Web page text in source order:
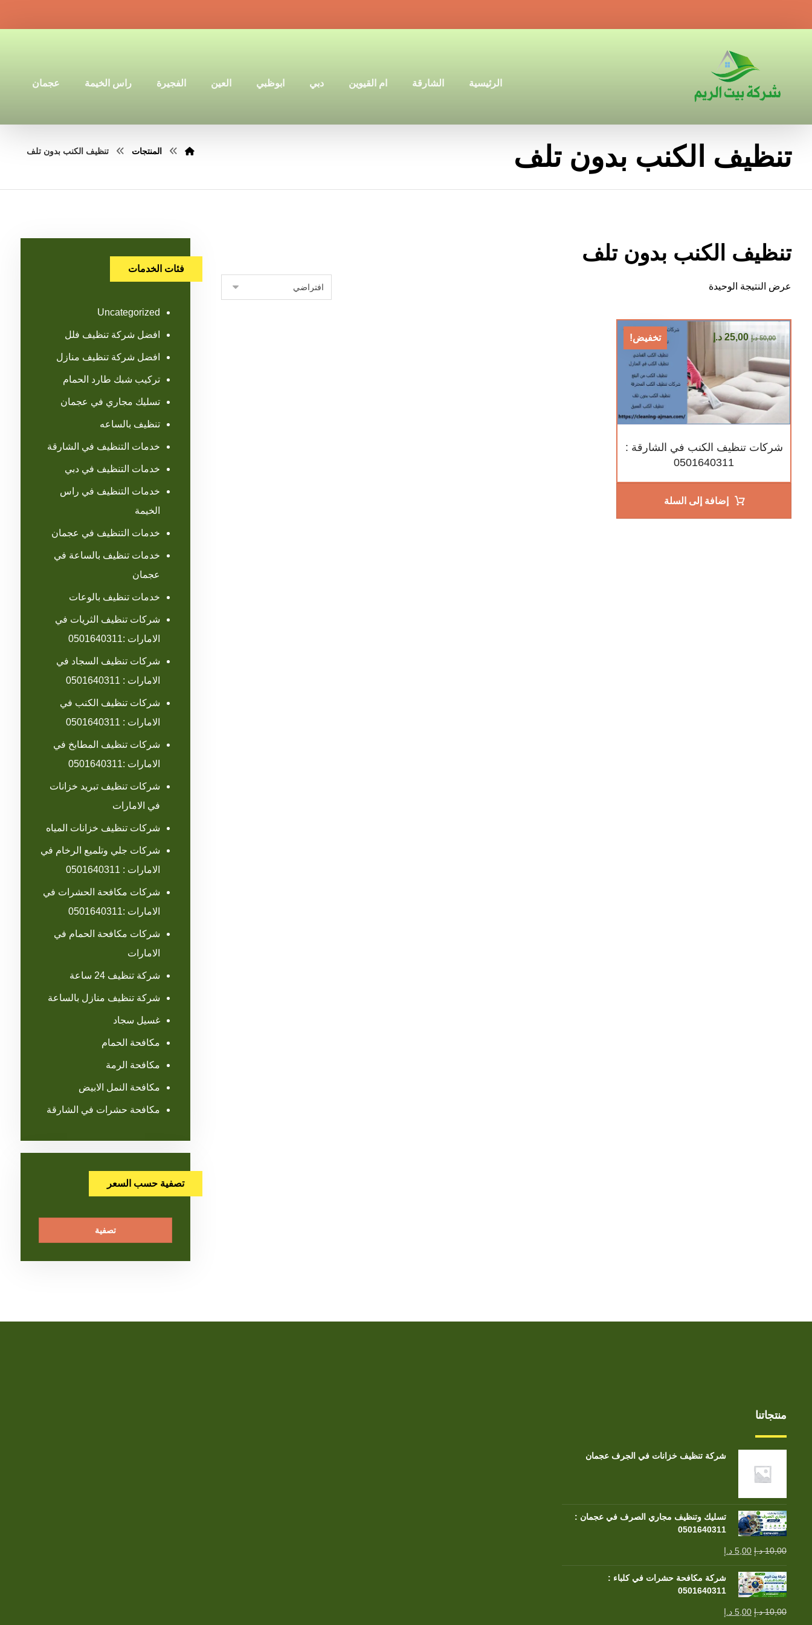
الرئيسية الشارقة ام القيوين دبي ابوظبي العين الفجيرة راس الخيمة عجمان
تنظيف الكنب بدون تلف المنتجات تنظيف الكنب بدون تلف
تنظيف الكنب بدون تلف
عرض النتيجة الوحيدة
تخفيض!
شركات تنظيف الكنب في الشارقة :
0501640311
50,00 د.إ 25,00 د.إ
إضافة إلى السلة
فئات الخدمات
Uncategorized
افضل شركة تنظيف فلل
افضل شركة تنظيف منازل
تركيب شبك طارد الحمام
تسليك مجاري في عجمان
تنظيف بالساعه
خدمات التنظيف في الشارقة
خدمات التنظيف في دبي
خدمات التنظيف في راس
الخيمة
خدمات التنظيف في عجمان
خدمات تنظيف بالساعة في
عجمان
خدمات تنظيف بالوعات
شركات تنظيف الثريات في
الامارات :0501640311
شركات تنظيف السجاد في
الامارات : 0501640311
شركات تنظيف الكنب في
الامارات : 0501640311
شركات تنظيف المطابخ في
الامارات :0501640311
شركات تنظيف تبريد خزانات
في الامارات
شركات تنظيف خزانات المياه
شركات جلي وتلميع الرخام في
الامارات : 0501640311
شركات مكافحة الحشرات في
الامارات :0501640311
شركات مكافحة الحمام في
الامارات
شركة تنظيف 24 ساعة
شركة تنظيف منازل بالساعة
غسيل سجاد
مكافحة الحمام
مكافحة الرمة
مكافحة النمل الابيض
مكافحة حشرات في الشارقة
تصفية حسب السعر
تصفية
منتجاتنا
شركة تنظيف خزانات في الجرف عجمان
تسليك وتنظيف مجاري الصرف في عجمان :
0501640311
10,00 د.إ 5,00 د.إ
شركة مكافحة حشرات في كلباء :
0501640311
10,00 د.إ 5,00 د.إ